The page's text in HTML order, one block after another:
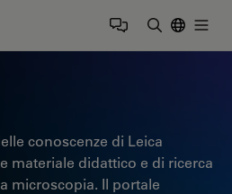
conoscenze di Leica
materiale didattico e di ricerca
microscopia. Il portale